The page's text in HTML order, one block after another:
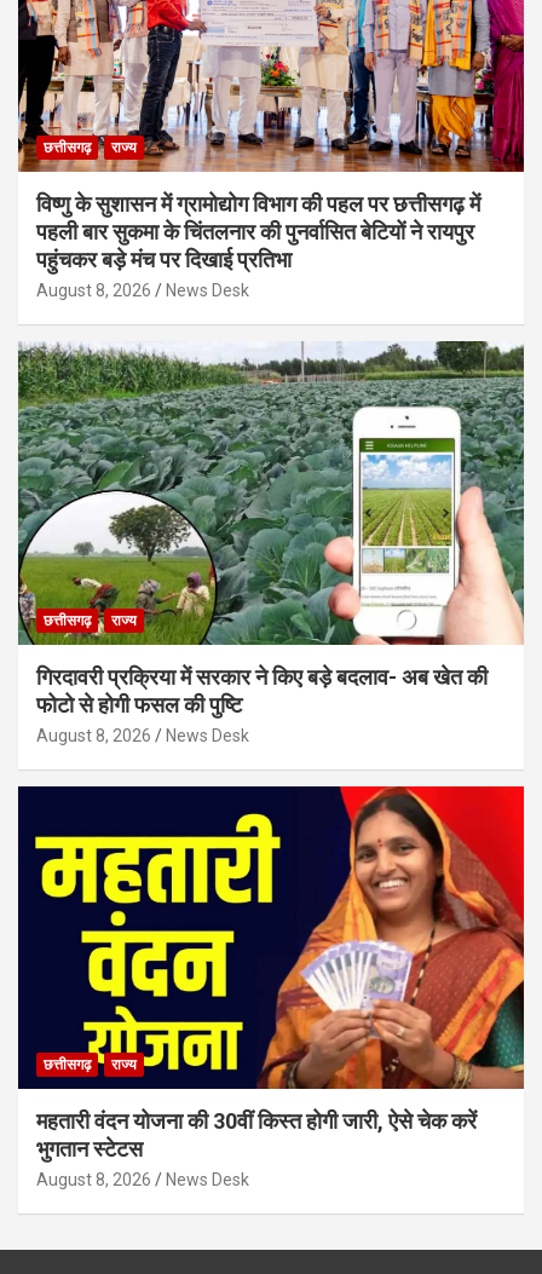
छत्तीसगढ़ राज्य
विष्णु के सुशासन में ग्रामोद्योग विभाग की पहल पर छत्तीसगढ़ में
पहली बार सुकमा के चिंतलनार की पुनर्वासित बेटियों ने रायपुर
पहुंचकर बड़े मंच पर दिखाई प्रतिभा
August 8, 2026 News Desk
छत्तीसगढ़ राज्य
गिरदावरी प्रक्रिया में सरकार ने किए बड़े बदलाव- अब खेत की
फोटो से होगी फसल की पुष्टि
August 8, 2026 News Desk
छत्तीसगढ़ राज्य
महतारी वंदन योजना की 30वीं किस्त होगी जारी, ऐसे चेक करें
भुगतान स्टेटस
August 8, 2026 News Desk